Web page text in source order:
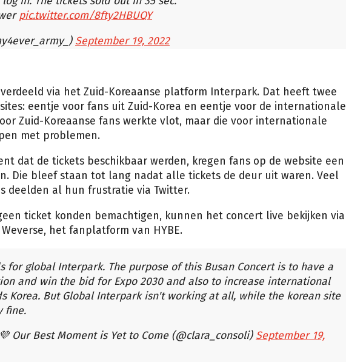
pic.twitter.com/8fty2HBUQY
September 19, 2022
via het Zuid-Koreaanse platform Interpark. Dat heeft twee
eentje voor fans uit Zuid-Korea en eentje voor de internationale
Zuid-Koreaanse fans werkte vlot, maar die voor internationale
met problemen.
dat de tickets beschikbaar werden, kregen fans op de website een
Die bleef staan tot lang nadat alle tickets de deur uit waren. Veel
deelden al hun frustratie via Twitter.
ticket konden bemachtigen, kunnen het concert live bekijken via
het fanplatform van HYBE.
for global Interpark. The purpose of this Busan Concert is to have a
and win the bid for Expo 2030 and also to increase international
Korea. But Global Interpark isn't working at all, while the korean site
fine.
Our Best Moment is Yet to Come (@clara_consoli) September 19,